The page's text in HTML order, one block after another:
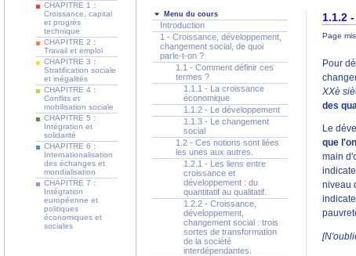
CHAPITRE 1 :
Croissance, capital
et progrès
technique
CHAPITRE 2 :
Travail et emploi
CHAPITRE 3 :
Stratification sociale
et inégalités
CHAPITRE 4 :
Conflits et
mobilisation sociale
CHAPITRE 5 :
Intégration et
solidarité
CHAPITRE 6 :
Internationalisation
des échanges et
mondialisation
CHAPITRE 7 :
Intégration
européenne et
politiques
économiques et
sociales
Menu du cours
Introduction
1 - Croissance, développement,
changement social, de quoi
parle-t-on ?
1.1 - Comment définir ces
termes ?
1.1.1 - La croissance
économique
1.1.2 - Le développement
1.1.3 - Le changement
social
1.2 - Ces notions sont liées
les unes aux autres.
1.2.1 - Les liens entre
croissance et
développement : du
quantitatif au qualitatif.
1.2.2 - Croissance,
développement,
changement social : trois
sortes de transformation
de la société
interdépendantes.
1.1.2
Page
Pour
XXè
des
Le
que
main
niveau